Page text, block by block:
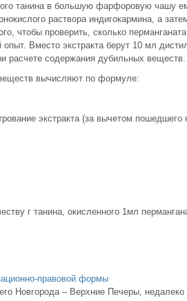
танина в большую фарфоровую чашу
раствора индигокармина, а
чтобы проверить, сколько
Вместо экстракта берут 10 мл
расчете содержания дубильных веществ.
вычисляют по формуле:
экстракта (за вычетом пошедшего
г танина, окисленного 1мл
правовой формы
Новгорода – Верхние Печеры,